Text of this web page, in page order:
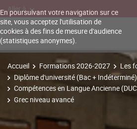
En poursuivant votre navigation sur ce
site, vous acceptez l'utilisation de
cookies à des fins de mesure d'audience
(statistiques anonymes).
Aller à
Accueil Formations 2026-2027
Les
Diplôme d'université (Bac + Indéterminé)
Compétences en Langue Ancienne
Grec niveau avancé